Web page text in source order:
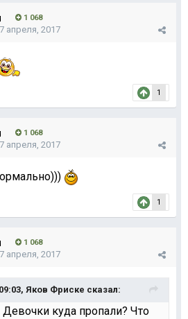
1 068
апреля, 2017
1
1 068
апреля, 2017
1
1 068
апреля, 2017
Яков Фриске сказал:
куда пропали? Что